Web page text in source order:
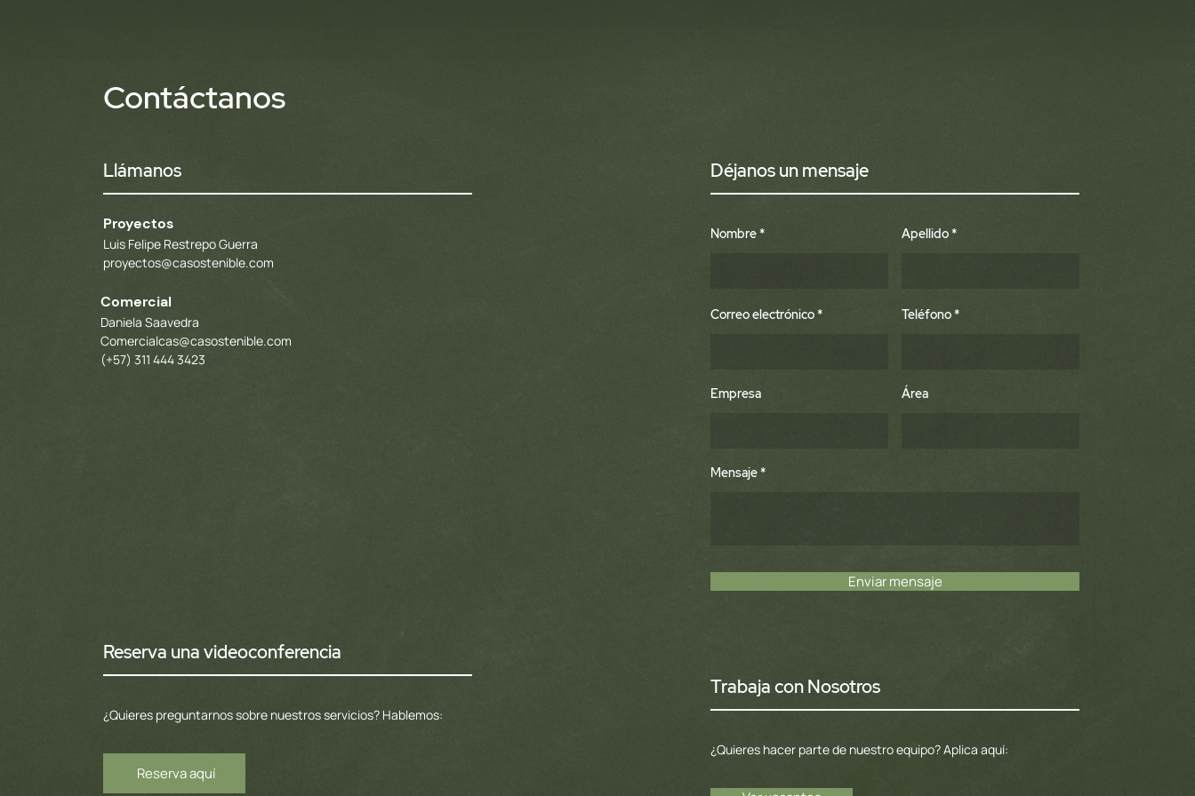
La importancia de losContáctanos
Llámanos
Proyectos
Luis Felipe Restrepo Guerra
proyectos@casostenible.com
Comercial
Daniela Saavedra
Comercialcas@casostenible.com
(+57) 311 444 3423​
Reserva una videoconferencia
¿Quieres preguntarnos sobre nuestros servicios? Hablemos:
Reserva aquí
Déjanos un mensaje
Nombre Apellido
Correo electrónico Teléfono
Empresa Área
Mensaje
Enviar mensaje
Trabaja con Nosotros
¿Quieres hacer parte de nuestro equipo? Aplica aquí: